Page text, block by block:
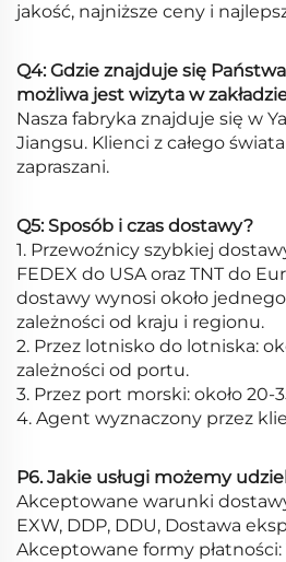
jakość, najniższe ceny i
Q4: Gdzie znajduje się
możliwa jest wizyta w
Nasza fabryka znajduje się w
Jiangsu. Klienci z całego
zapraszani.
Q5: Sposób i czas dostawy?
1. Przewoźnicy szybkiej
FEDEX do USA oraz TNT do
dostawy wynosi około
zależności od kraju i regionu.
2. Przez lotnisko do lotniska:
zależności od portu.
3. Przez port morski: około 20-
4. Agent wyznaczony przez
P6. Jakie usługi możemy
Akceptowane warunki
EXW, DDP, DDU, Dostawa
Akceptowane formy płatności: